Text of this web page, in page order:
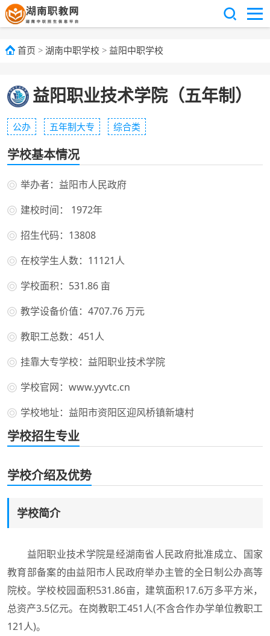
首页 > 湖南中职学校 > 益阳中职学校
益阳职业技术学院（五年制）
公办 五年制大专 综合类
学校基本情况
举办者：益阳市人民政府
建校时间： 1972年
招生代码：13808
在校学生人数：11121人
学校面积：531.86 亩
教学设备价值：4707.76 万元
教职工总数：451人
挂靠大专学校：益阳职业技术学院
学校官网：www.yyvtc.cn
学校地址：益阳市资阳区迎风桥镇新塘村
学校招生专业
学校介绍及优势
学校简介
益阳职业技术学院是经湖南省人民政府批准成立、国家
教育部备案的由益阳市人民政府举办主管的全日制公办高等
院校。学校校园面积531.86亩，建筑面积17.6万多平方米，
总资产3.5亿元。在岗教职工451人(不含合作办学单位教职工
121人)。